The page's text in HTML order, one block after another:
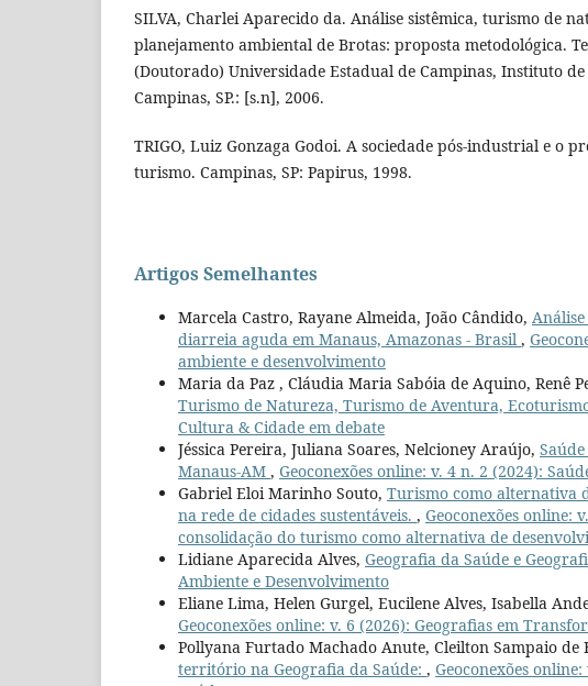
SILVA, Charlei Aparecido da. Análise sistêmica, turismo de
planejamento ambiental de Brotas: proposta metodológica.
(Doutorado) Universidade Estadual de Campinas, Instituto de
Campinas, SP.: [s.n], 2006.
TRIGO, Luiz Gonzaga Godoi. A sociedade pós-industrial e o
turismo. Campinas, SP: Papirus, 1998.
Artigos Semelhantes
Marcela Castro, Rayane Almeida, João Cândido,
diarreia aguda em Manaus, Amazonas - Brasil ,
ambiente e desenvolvimento
Maria da Paz , Cláudia Maria Sabóia de Aquino, Renê
Turismo de Natureza, Turismo de Aventura,
Cultura & Cidade em debate
Jéssica Pereira, Juliana Soares, Nelcioney Araújo,
Manaus-AM , Geoconexões online: v. 4 n. 2 (2024):
Gabriel Eloi Marinho Souto, Turismo como alternativa
na rede de cidades sustentáveis. , Geoconexões online:
consolidação do turismo como alternativa de
Lidiane Aparecida Alves, Geografia da Saúde e
Ambiente e Desenvolvimento
Eliane Lima, Helen Gurgel, Eucilene Alves, Isabella
Geoconexões online: v. 6 (2026): Geografias em
Pollyana Furtado Machado Anute, Cleilton Sampaio de
território na Geografia da Saúde: , Geoconexões